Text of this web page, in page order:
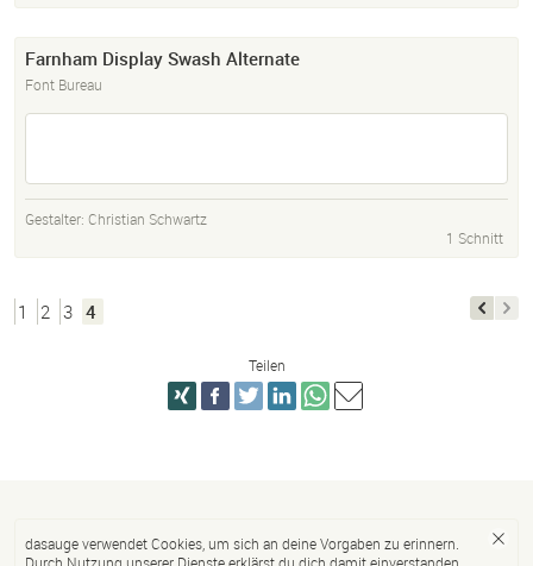
Farnham Display Swash Alternate
Font Bureau
Gestalter: Christian Schwartz
1 Schnitt
1 2 3 4
Teilen
dasauge verwendet Cookies, um sich an deine Vorgaben zu erinnern.